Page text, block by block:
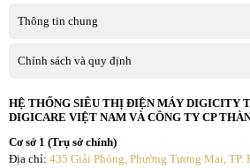
Thông tin chung
Chính sách và quy định
HỆ THỐNG SIÊU THỊ ĐIỆN MÁY DIGICITY
DIGICARE VIỆT NAM VÀ CÔNG TY CP
Cơ sở 1 (Trụ sở chính)
Địa chỉ: 435 Giải Phóng, Phường Tương Mai, TP.